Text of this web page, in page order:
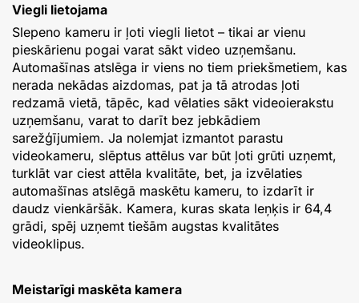
Viegli lietojama
Slepeno kameru ir ļoti viegli lietot – tikai ar vienu
pieskārienu pogai varat sākt video uzņemšanu.
Automašīnas atslēga ir viens no tiem priekšmetiem, kas
nerada nekādas aizdomas, pat ja tā atrodas ļoti
redzamā vietā, tāpēc, kad vēlaties sākt videoierakstu
uzņemšanu, varat to darīt bez jebkādiem
sarežģījumiem. Ja nolemjat izmantot parastu
videokameru, slēptus attēlus var būt ļoti grūti uzņemt,
turklāt var ciest attēla kvalitāte, bet, ja izvēlaties
automašīnas atslēgā maskētu kameru, to izdarīt ir
daudz vienkāršāk. Kamera, kuras skata leņķis ir 64,4
grādi, spēj uzņemt tiešām augstas kvalitātes
videoklipus.
Meistarīgi maskēta kamera